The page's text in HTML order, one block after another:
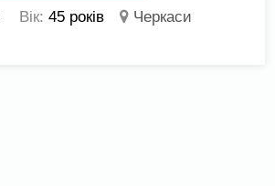
Вік: 45 років Черкаси